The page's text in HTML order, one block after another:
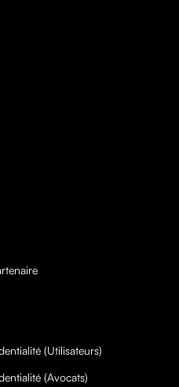
(Utilisateurs)
(Avocats)